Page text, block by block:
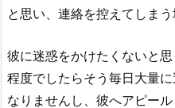
と思い、連絡を控えてしまう
彼に迷惑をかけたくないと
程度でしたらそう毎日大量
なりませんし、彼へアピー